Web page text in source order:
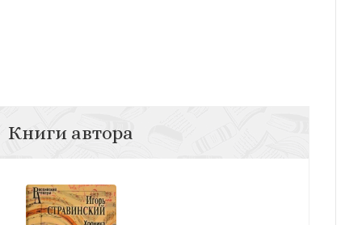
Книги автора